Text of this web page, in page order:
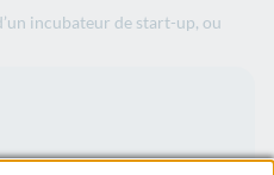
incubateur de start-up, ou
le même panier ! Il est